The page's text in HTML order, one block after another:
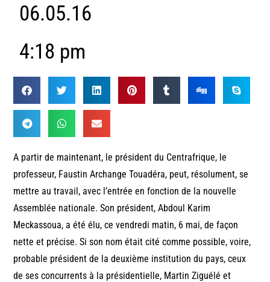
06.05.16
4:18 pm
A partir de maintenant, le président du Centrafrique, le
professeur, Faustin Archange Touadéra, peut, résolument, se
mettre au travail, avec l’entrée en fonction de la nouvelle
Assemblée nationale. Son président, Abdoul Karim
Meckassoua, a été élu, ce vendredi matin, 6 mai, de façon
nette et précise. Si son nom était cité comme possible, voire,
probable président de la deuxième institution du pays, ceux
de ses concurrents à la présidentielle, Martin Ziguélé et